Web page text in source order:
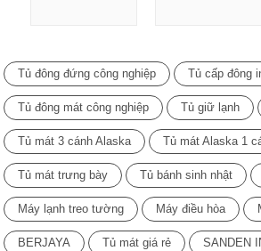
Tủ đông đứng công nghiệp Tủ cấp đông
Tủ đông mát công nghiệp Tủ giữ lạnh
Tủ mát 3 cánh Alaska Tủ mát Alaska 1
Tủ mát trưng bày Tủ bánh sinh nhật
Máy lạnh treo tường Máy điều hòa
BERJAYA Tủ mát giá rẻ SANDEN